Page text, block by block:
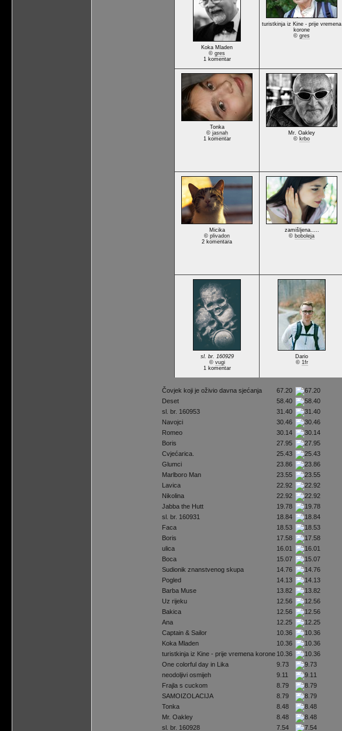
Koka Mladen
©gres
1 komentar
turistkinja iz Kine - prije vremena
korone
©gres
Tonka
© jasnah
1 komentar
Mr. Oakley
© krbo
Micika
©plivadon
2 komentara
zamišljena.....
© boboleja
sl. br. 160929
© vugi
1 komentar
Dario
© 1fr
Čovjek koji je oživio davna sjećanja
67.20
Deset
58.40
sl. br. 160953
31.40
Navojci
30.46
Romeo
30.14
Boris
27.95
Cvjećarica.
25.43
Glumci
23.86
Marlboro Man
23.55
Lavica
22.92
Nikolina
22.92
Jabba the Hutt
19.78
sl. br. 160931
18.84
Faca
18.53
Boris
17.58
ulica
16.01
Boca
15.07
Sudionik znanstvenog skupa
14.76
Pogled
14.13
Barba Muse
13.82
Uz rijeku
12.56
Bakica
12.56
Ana
12.25
Captain & Sailor
10.36
Koka Mladen
10.36
turistkinja iz Kine - prije vremena korone 10.36
One colorful day in Lika
9.73
neodoljivi osmijeh
9.11
Frajla s cuckom
8.79
SAMOIZOLACIJA
8.79
Tonka
8.48
Mr. Oakley
8.48
sl. br. 160928
7.54